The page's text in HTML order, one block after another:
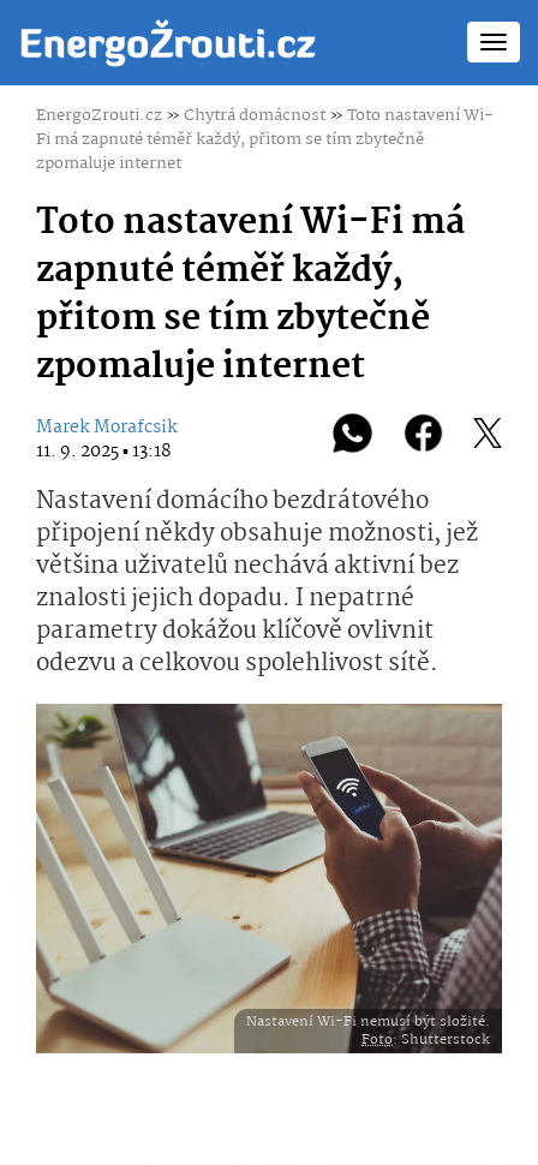
EnergoZrouti.cz»Chytrá domácnost»Toto nastavení Wi-
Fi má zapnuté téměř každý, přitom se tím zbytečně
zpomaluje internet
Toto nastavení Wi-Fi má
zapnuté téměř každý,
přitom se tím zbytečně
zpomaluje internet
Marek Morafcsik
11. 9. 2025 ▪ 13:18
Nastavení domácího bezdrátového
připojení někdy obsahuje možnosti, jež
většina uživatelů nechává aktivní bez
znalosti jejich dopadu. I nepatrné
parametry dokážou klíčově ovlivnit
odezvu a celkovou spolehlivost sítě.
Nastavení Wi-Fi nemusí být složité.
Foto: Shutterstock